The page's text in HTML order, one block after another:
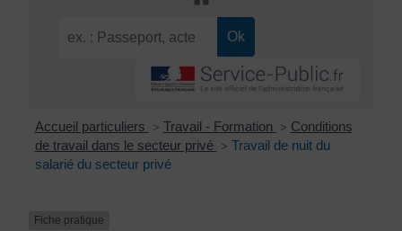
Accueil particuliers > Travail - Formation > Conditions
de travail dans le secteur privé
> Travail de nuit du
salarié du secteur privé
Fiche pratique